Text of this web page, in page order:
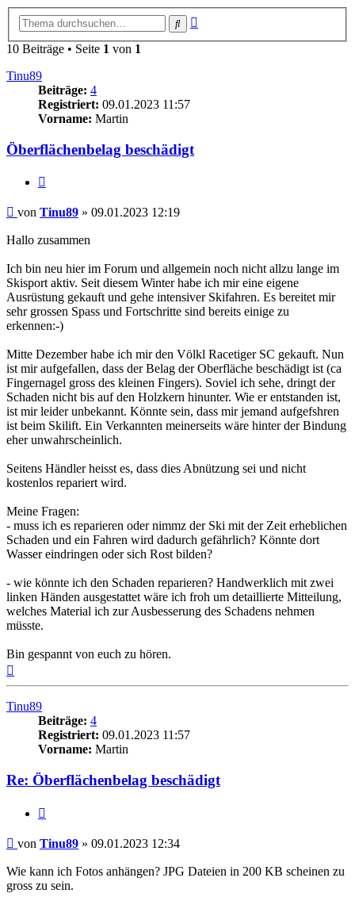
Suche
10 Beiträge • Seite 1 von 1
Tinu89
Beiträge: 4
Registriert: 09.01.2023 11:57
Vorname: Martin
Öberflächenbelag beschädigt
Beitrag
von Tinu89 » 09.01.2023 12:19
Hallo zusammen
Ich bin neu hier im Forum und allgemein noch nicht allzu lange im
Skisport aktiv. Seit diesem Winter habe ich mir eine eigene
Ausrüstung gekauft und gehe intensiver Skifahren. Es bereitet mir
sehr grossen Spass und Fortschritte sind bereits einige zu
erkennen:-)
Mitte Dezember habe ich mir den Völkl Racetiger SC gekauft. Nun
ist mir aufgefallen, dass der Belag der Oberfläche beschädigt ist (ca
Fingernagel gross des kleinen Fingers). Soviel ich sehe, dringt der
Schaden nicht bis auf den Holzkern hinunter. Wie er entstanden ist,
ist mir leider unbekannt. Könnte sein, dass mir jemand aufgefshren
ist beim Skilift. Ein Verkannten meinerseits wäre hinter der Bindung
eher unwahrscheinlich.
Seitens Händler heisst es, dass dies Abnützung sei und nicht
kostenlos repariert wird.
Meine Fragen:
- muss ich es reparieren oder nimmz der Ski mit der Zeit erheblichen
Schaden und ein Fahren wird dadurch gefährlich? Könnte dort
Wasser eindringen oder sich Rost bilden?
- wie könnte ich den Schaden reparieren? Handwerklich mit zwei
linken Händen ausgestattet wäre ich froh um detaillierte Mitteilung,
welches Material ich zur Ausbesserung des Schadens nehmen
müsste.
Bin gespannt von euch zu hören.
Tinu89
Beiträge: 4
Registriert: 09.01.2023 11:57
Vorname: Martin
Re: Öberflächenbelag beschädigt
Beitrag
von Tinu89 » 09.01.2023 12:34
Wie kann ich Fotos anhängen? JPG Dateien in 200 KB scheinen zu
gross zu sein.